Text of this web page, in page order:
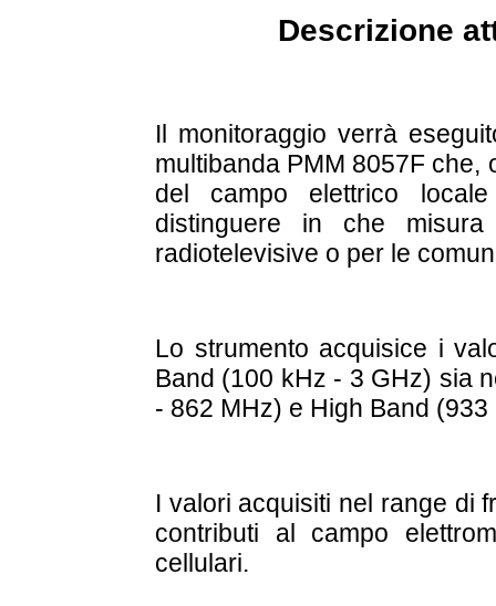
Descrizione
Il monitoraggio verrà
multibanda PMM 8057F che,
del campo elettrico locale
distinguere in che
radiotelevisive o per le
Lo strumento acquisice i
Band (100 kHz - 3 GHz) sia
- 862 MHz) e High Band
I valori acquisiti nel range di
contributi al campo
cellulari.